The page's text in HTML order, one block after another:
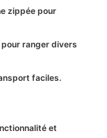
zippée pour
ranger divers
faciles.
et